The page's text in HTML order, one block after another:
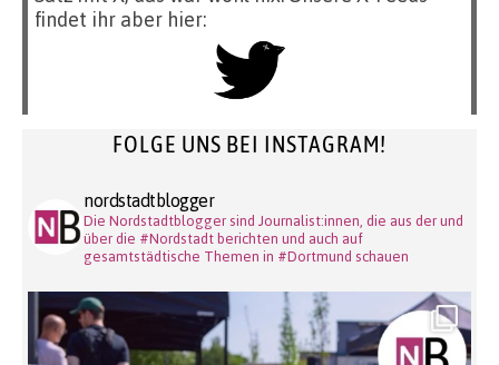
findet ihr aber hier:
FOLGE UNS BEI INSTAGRAM!
nordstadtblogger
Die Nordstadtblogger sind Journalist:innen, die aus der und
über die #Nordstadt berichten und auch auf
gesamtstädtische Themen in #Dortmund schauen